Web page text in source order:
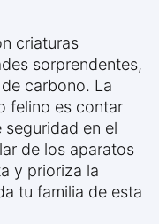
criaturas
sorprendentes,
carbono. La
felino es contar
en el
de los aparatos
y prioriza la
tu familia de esta